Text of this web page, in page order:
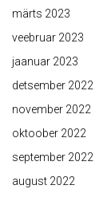
märts 2023
veebruar 2023
jaanuar 2023
detsember 2022
november 2022
oktoober 2022
september 2022
august 2022